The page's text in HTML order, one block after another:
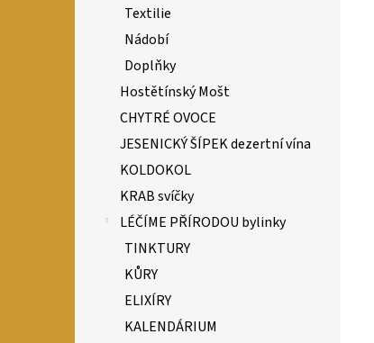
Textilie
Nádobí
Doplňky
Hostětínský Mošt
CHYTRÉ OVOCE
JESENICKÝ ŠÍPEK dezertní vína
KOLDOKOL
KRAB svíčky
LÉČÍME PŘÍRODOU bylinky
TINKTURY
KŮRY
ELIXÍRY
KALENDÁRIUM